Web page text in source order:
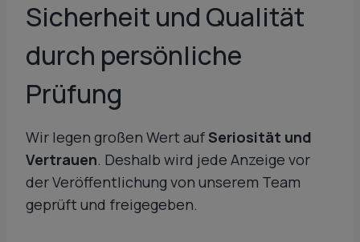
Sicherheit und Qualität
durch persönliche
Prüfung
Wir legen großen Wert aufSeriosität und
Vertrauen. Deshalb wird jede Anzeige vor
der Veröffentlichung von unserem Team
geprüft und freigegeben.